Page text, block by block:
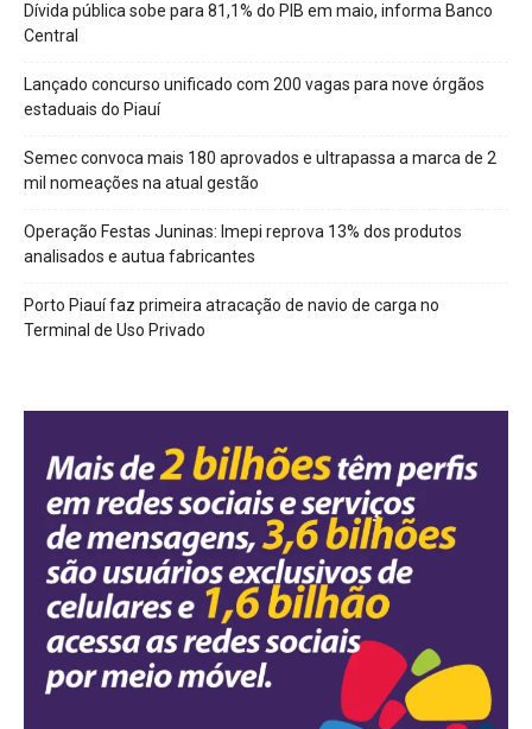
Dívida pública sobe para 81,1% do PIB em maio, informa Banco
Central
Lançado concurso unificado com 200 vagas para nove órgãos
estaduais do Piauí
Semec convoca mais 180 aprovados e ultrapassa a marca de 2
mil nomeações na atual gestão
Operação Festas Juninas: Imepi reprova 13% dos produtos
analisados e autua fabricantes
Porto Piauí faz primeira atracação de navio de carga no
Terminal de Uso Privado